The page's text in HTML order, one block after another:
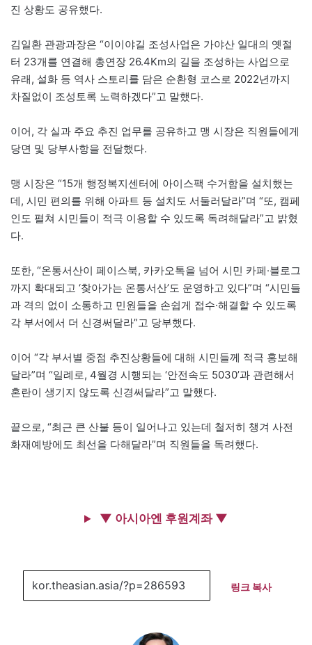
진 상황도 공유했다.
김일환 관광과장은 “이이야길 조성사업은 가야산 일대의 옛절
터 23개를 연결해 총연장 26.4Km의 길을 조성하는 사업으로
유래, 설화 등 역사 스토리를 담은 순환형 코스로 2022년까지
차질없이 조성토록 노력하겠다”고 말했다.
이어, 각 실과 주요 추진 업무를 공유하고 맹 시장은 직원들에게
당면 및 당부사항을 전달했다.
맹 시장은 “15개 행정복지센터에 아이스팩 수거함을 설치했는
데, 시민 편의를 위해 아파트 등 설치도 서둘러달라”며 “또, 캠페
인도 펼쳐 시민들이 적극 이용할 수 있도록 독려해달라”고 밝혔
다.
또한, “온통서산이 페이스북, 카카오톡을 넘어 시민 카페·블로그
까지 확대되고 ‘찾아가는 온통서산’도 운영하고 있다”며 “시민들
과 격의 없이 소통하고 민원들을 손쉽게 접수·해결할 수 있도록
각 부서에서 더 신경써달라”고 당부했다.
이어 “각 부서별 중점 추진상황들에 대해 시민들께 적극 홍보해
달라”며 “일례로, 4월경 시행되는 ‘안전속도 5030’과 관련해서
혼란이 생기지 않도록 신경써달라”고 말했다.
끝으로, “최근 큰 산불 등이 일어나고 있는데 철저히 챙겨 사전
화재예방에도 최선을 다해달라”며 직원들을 독려했다.
▼ 아시아엔 후원계좌 ▼
링크 복사